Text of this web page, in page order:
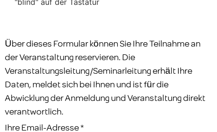
Über dieses Formular können Sie Ihre Teilnahme an
der Veranstaltung reservieren. Die
Veranstaltungsleitung/Seminarleitung erhält Ihre
Daten, meldet sich bei Ihnen und ist für die
Abwicklung der Anmeldung und Veranstaltung direkt
verantwortlich.
Ihre Email-Adresse*